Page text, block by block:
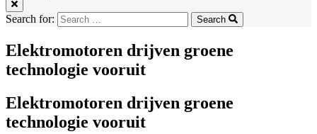
Search for: Search
Elektromotoren drijven groene
technologie vooruit
Elektromotoren drijven groene
technologie vooruit